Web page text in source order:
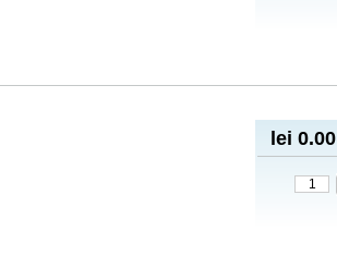
lei 0.00